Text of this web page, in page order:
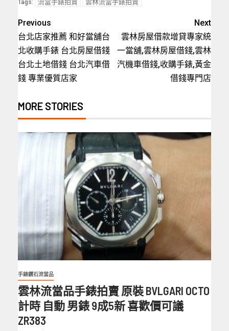
Tags: 流當手錶拍賣 雲林流當手錶拍賣
Previous
台北店家推薦 和好當舖台
北收購手錶 台北房屋借錢
台北土地借錢 台北汽車借
錢 專業優質店家
Next
雲林房屋借款增貸專家統
一當舖,雲林房屋借錢,雲林
汽機車借錢,收購手錶,黃金
借錢專門店
MORE STORIES
手錶鑽石流當品
雲林流當品手錶拍賣 原裝 BVLGARI OCTO
計時 自動 男錶 9成5新 喜歡價可議
ZR383